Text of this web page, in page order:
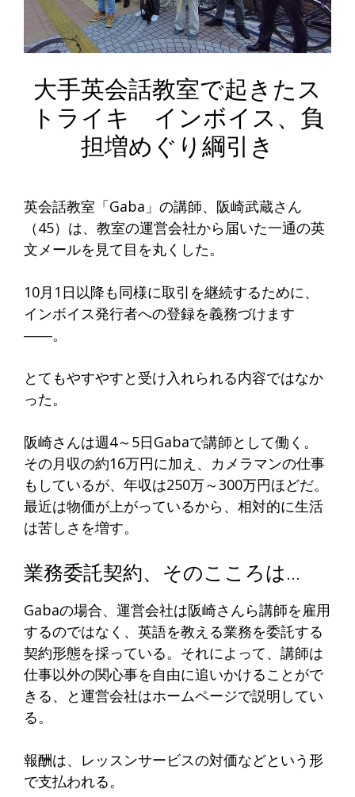
大手英会話教室で起きたス
トライキ インボイス、負
担増めぐり綱引き
英会話教室「Gaba」の講師、阪崎武蔵さん
（45）は、教室の運営会社から届いた一通の英
文メールを見て目を丸くした。
10月1日以降も同様に取引を継続するために、
インボイス発行者への登録を義務づけます
――。
とてもやすやすと受け入れられる内容ではなか
った。
阪崎さんは週4～5日Gabaで講師として働く。
その月収の約16万円に加え、カメラマンの仕事
もしているが、年収は250万～300万円ほどだ。
最近は物価が上がっているから、相対的に生活
は苦しさを増す。
業務委託契約、そのこころは…
Gabaの場合、運営会社は阪崎さんら講師を雇用
するのではなく、英語を教える業務を委託する
契約形態を採っている。それによって、講師は
仕事以外の関心事を自由に追いかけることがで
きる、と運営会社はホームページで説明してい
る。
報酬は、レッスンサービスの対価などという形
で支払われる。